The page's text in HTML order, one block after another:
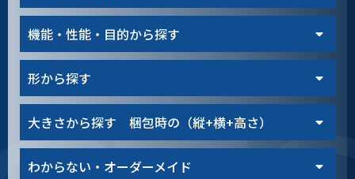
機能・性能・目的から探す
形から探す
大きさから探す 梱包時の（縦+横+高さ）
わからない・オーダーメイド